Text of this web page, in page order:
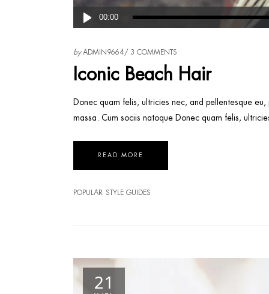
Lecteur
audio
00:00
byADMIN9664 3 COMMENTS
Iconic Beach Hair
Donec quam felis, ultricies nec, and pellentesque
massa. Cum sociis natoque Donec quam felis,
READ MORE
POPULAR STYLE GUIDES
21